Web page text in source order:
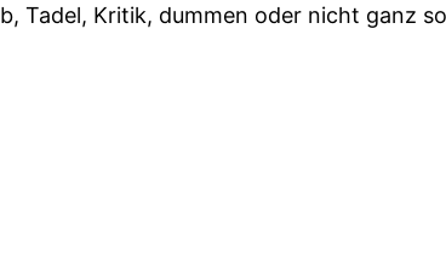
Tadel, Kritik, dummen oder nicht ganz